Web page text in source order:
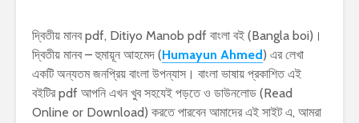
দ্বিতীয় মানব pdf, Ditiyo Manob pdf বাংলা বই (Bangla boi)।
দ্বিতীয় মানব – হুমায়ূন আহমেদ (Humayun Ahmed) এর লেখা
একটি অন্যতম জনপ্রিয় বাংলা উপন্যাস। বাংলা ভাষায় প্রকাশিত এই
বইটির pdf আপনি এখন খুব সহযেই পড়তে ও ডাউনলোড (Read
Online or Download) করতে পারবেন আমাদের এই সাইট এ, আমরা